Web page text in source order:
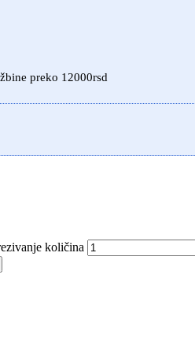
preko 12000rsd
količina